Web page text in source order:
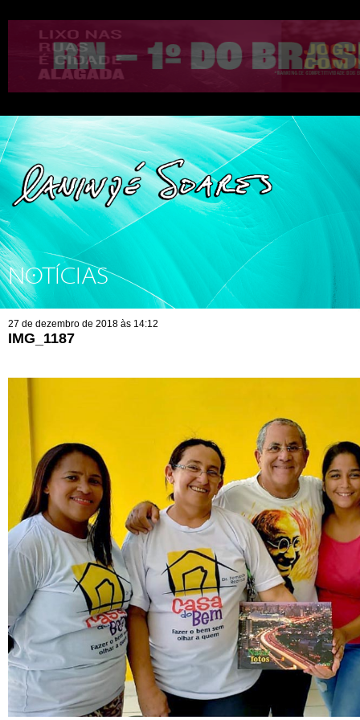
NOTÍCIAS
27 de dezembro de 2018 às 14:12
IMG_1187